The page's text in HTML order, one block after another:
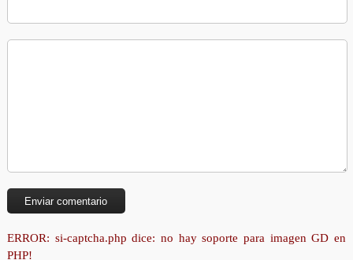
ERROR: si-captcha.php dice: no hay soporte para imagen GD en
PHP!